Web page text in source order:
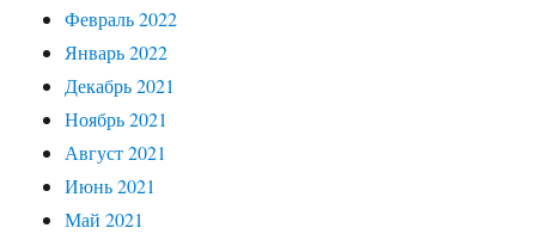
Февраль 2022
Январь 2022
Декабрь 2021
Ноябрь 2021
Август 2021
Июнь 2021
Май 2021